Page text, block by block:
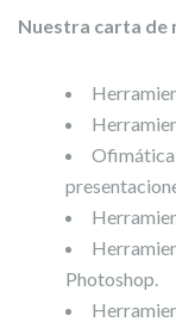
Nuestra carta de
Ofimática
Photoshop.